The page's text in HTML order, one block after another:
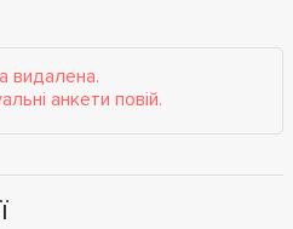
видалена.
анкети повій.